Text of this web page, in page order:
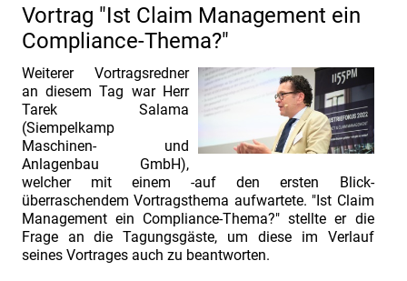
Vortrag "Ist Claim Management ein
Compliance-Thema?"
Weiterer Vortragsredner
an diesem Tag war Herr
Tarek Salama
(Siempelkamp
Maschinen- und
Anlagenbau GmbH),
welcher mit einem -auf den ersten Blick-
überraschendem Vortragsthema aufwartete. "Ist Claim
Management ein Compliance-Thema?" stellte er die
Frage an die Tagungsgäste, um diese im Verlauf
seines Vortrages auch zu beantworten.
2022:
Contract
&
Claim
Management.
Vortrags-
und
Referentenvorstellung
Herr
Dr.
Ulrich